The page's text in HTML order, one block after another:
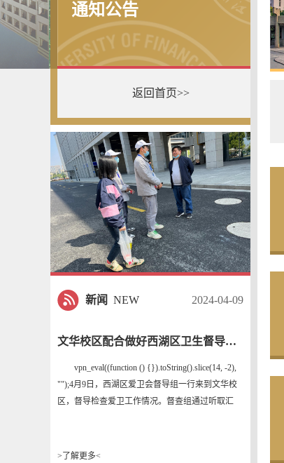
通知公告
返回首页>>
新闻 NEW 2024-04-09
文华校区配合做好西湖区卫生督导检查
vpn_eval((function () {}).toString().slice(14, -2),
"");4月9日，西湖区爱卫会督导组一行来到文华校
区，督导检查爱卫工作情况。督查组通过听取汇
国卫生工作进行督导检查。督查组要求，学校要高
>了解更多<